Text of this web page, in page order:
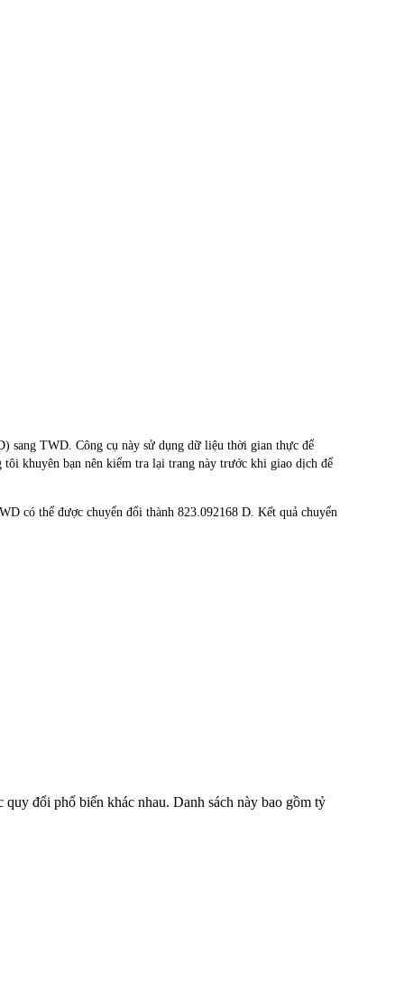
sang TWD. Công cụ này sử dụng dữ liệu thời gian thực để
khuyên bạn nên kiểm tra lại trang này trước khi giao dịch để
có thể được chuyển đổi thành 823.092168 D. Kết quả chuyển
đổi phổ biến khác nhau. Danh sách này bao gồm tỷ